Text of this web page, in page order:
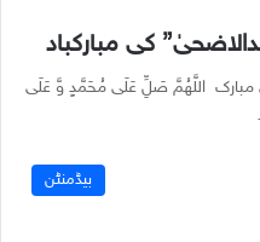
کی مبارکباد
مبارک اللَّهُمَّ صَلِِّ عَلَى مُحَمَّدٍ وَّ عَلَى
بیڈمنٹن